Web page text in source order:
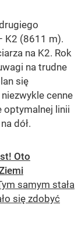
K2 (8611 m).
na K2. Rok
na trudne
się
cenne
optymalnej linii
dół.
Oto
samym stała
się zdobyć